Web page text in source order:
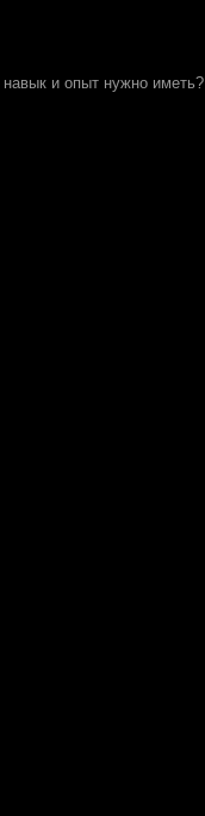
и опыт нужно иметь?